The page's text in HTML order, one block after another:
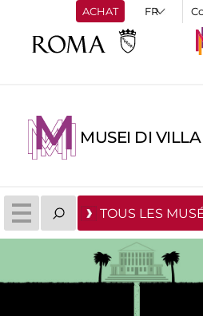
ACHAT
MUSEI DI
TOUS LES